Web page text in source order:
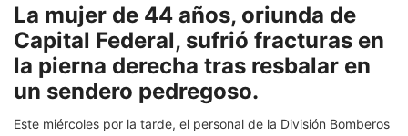
La mujer de 44 años, oriunda de
Capital Federal, sufrió fracturas en
la pierna derecha tras resbalar en
un sendero pedregoso.
Este miércoles por la tarde, el personal de la División Bomberos